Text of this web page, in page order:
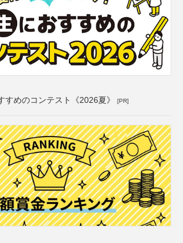
すめのコンテスト《2026夏》 [PR]